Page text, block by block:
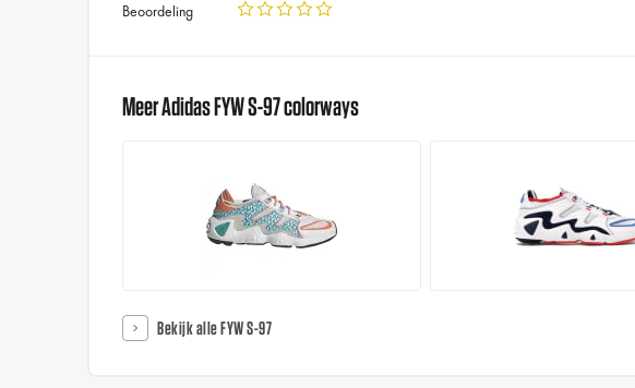
Beoordeling
Meer Adidas FYW S-97 colorways
Bekijk alle FYW S-97